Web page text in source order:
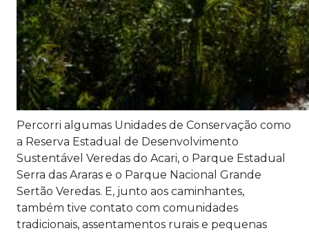
Percorri algumas Unidades de Conservação como
a Reserva Estadual de Desenvolvimento
Sustentável Veredas do Acari, o Parque Estadual
Serra das Araras e o Parque Nacional Grande
Sertão Veredas. E, junto aos caminhantes,
também tive contato com comunidades
tradicionais, assentamentos rurais e pequenas